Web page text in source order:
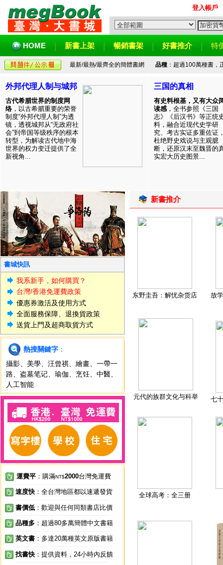
登入帳戶
HOME 新書上架 暢銷書架 好書推介 特
最新/最熱/最齊全的簡體書網 品種：超過100萬種書，
外邦代理人制与城邦
古代希腊世界的制度网
络 ，以古希腊重要的荣誉
制度“外邦代理人制”为透
镜，透视城邦从“无政府社
会”到帝国等级秩序的根本
转型，为解读古代地中海
世界的权力变迁提供了全
新视角...
三国的真相
有史料根基，又有大众
读感 ，全书参照《三国
志》《后汉书》等正统
料，融合近现代史学研
究、考古实证多重佐证
杜绝野史戏说与主观臆
断，还原汉末至魏晋的
实宏大历史图景...
書城快訊
我系新手，如何購買？
台灣/香港免運費政策
優惠券激活及使用方式
全面服務保障、退換貨政策
送貨上門及超商取貨方式
熱搜關鍵字 ：
攝影
美學 汪曾祺 繪畫
一帶一
路
盗墓笔记 瑜伽 烹饪 中醫
人工智能
運費平 ：購滿NT$2000台灣免運費
速度快 ：全台灣地區都以速遞發貨
書價低 ：歡迎與任何同類書店比價
品種多 ：超過80多萬簡體中文書籍
英文書 ：多達20萬種英文原版書籍
找書快 ：提供資料，24小時內反饋
新書推介
东野圭吾：解忧杂货店 放
元代的族群文化与科举 七
全球高考：全三册